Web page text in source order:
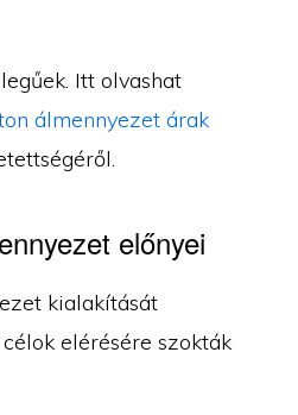
Itt olvashat
álmennyezet árak
előnyei
kialakítását
elérésére szokták